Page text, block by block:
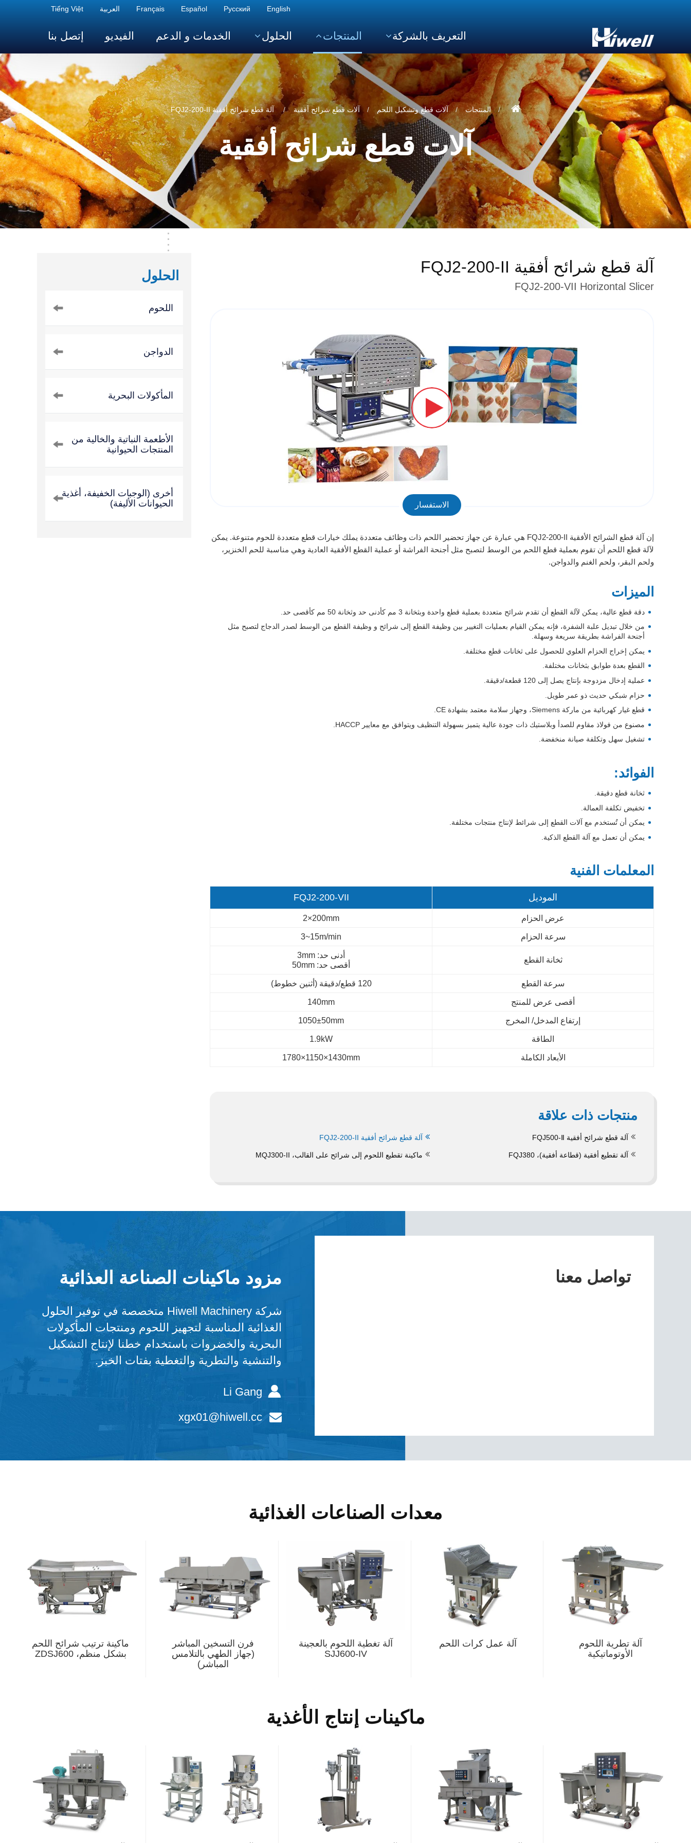
English
Русский
Español
Français العربية Tiếng Việt
التعريف بالشركة المنتجات الحلول الخدمات و الدعم الفيديو إتصل بنا
المنتجات آلات قطع وتشكيل اللحم آلات قطع شرائح أفقية آلة قطع شرائح أفقية FQJ2-200-II
آلات قطع شرائح أفقية
آلة قطع شرائح أفقية FQJ2-200-II
FQJ2-200-VII Horizontal Slicer
الاستفسار
إن آلة قطع الشرائح الأفقية FQJ2-200-II هي عبارة عن جهاز تحضير اللحم ذات وظائف متعددة يملك خيارات قطع متعددة للحوم متنوعة. يمكن
لآلة قطع اللحم أن تقوم بعملية قطع اللحم من الوسط لتصبح مثل أجنحة الفراشة أو عملية القطع الأفقية العادية وهي مناسبة للحم الخنزير،
ولحم البقر، ولحم الغنم والدواجن.
الميزات
دقة قطع عالية، يمكن لآلة القطع أن تقدم شرائح متعددة بعملية قطع واحدة وبثخانة 3 مم كأدنى حد وثخانة 50 مم كأقصى حد.
من خلال تبديل علبة الشفرة، فإنه يمكن القيام بعمليات التغيير بين وظيفة القطع إلى شرائح و وظيفة القطع من الوسط لصدر الدجاج لتصبح مثل
أجنحة الفراشة بطريقة سريعة وسهلة.
يمكن إخراج الحزام العلوي للحصول على ثخانات قطع مختلفة.
القطع بعدة طوابق بثخانات مختلفة.
عملية إدخال مزدوجة بإنتاج يصل إلى 120 قطعة/دقيقة.
حزام شبكي حديث ذو عمر طويل.
قطع غيار كهربائية من ماركة Siemens، وجهاز سلامة معتمد بشهادة CE.
مصنوع من فولاذ مقاوم للصدأ وبلاستيك ذات جودة عالية يتميز بسهولة التنظيف ويتوافق مع معايير HACCP.
تشغيل سهل وتكلفة صيانة منخفضة.
الفوائد:
ثخانة قطع دقيقة.
تخفيض تكلفة العمالة.
يمكن أن تُستخدم مع آلات القطع إلى شرائط لإنتاج منتجات مختلفة.
يمكن أن تعمل مع آلة القطع الذكية.
المعلمات الفنية
الموديل FQJ2-200-VII
عرض الحزام 2×200mm
سرعة الحزام 3~15m/min
ثخانة القطع
أدنى حد: 3mm
أقصى حد: 50mm
سرعة القطع 120 قطع/دقيقة (أثنين خطوط)
أقصى عرض للمنتج 140mm
إرتفاع المدخل/ المخرج 1050±50mm
الطاقة 1.9kW
الأبعاد الكاملة 1780×1150×1430mm
منتجات ذات علاقة
آلة قطع شرائح أفقية FQJ500-Ⅱ آلة قطع شرائح أفقية FQJ2-200-II
آلة تقطيع أفقية (قطاعة أفقية)، FQJ380 ماكينة تقطيع اللحوم إلى شرائح على القالب، MQJ300-II
الحلول
اللحوم
الدواجن
المأكولات البحرية
الأطعمة النباتية والخالية من
المنتجات الحيوانية
أخرى (الوجبات الخفيفة، أغذية
الحيوانات الأليفة)
مزود ماكينات الصناعة العذائية
شركة Hiwell Machinery متخصصة في توفير الحلول
الغذائية المناسبة لتجهيز اللحوم ومنتجات المأكولات
البحرية والخضروات باستخدام خطنا لإنتاج التشكيل
والتنشية والتطرية والتغطية بفتات الخبز.
Li Gang
xgx01@hiwell.cc
تواصل معنا
معدات الصناعات الغذائية
آلة تطرية اللحوم
الأوتوماتيكية
آلة عمل كرات اللحم
آلة تغطية اللحوم بالعجينة
SJJ600-IV
فرن التسخين المباشر
(جهاز الطهي بالتلامس
المباشر)
ماكينة ترتيب شرائح اللحم
بشكل منظم، ZDSJ600
ماكينات إنتاج الأغذية